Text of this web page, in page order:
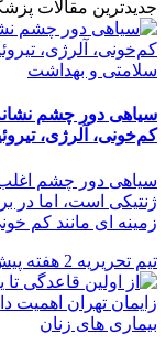
جدیدترین مقالات
سلامتی و بهداشت
سیاهی دور چشم
کم‌خونی، آلرژی،
سیاهی دور چشم
ژنتیکی است، اما در
زمینه ای مانند کم
تیم تحریریه 2 هفته پیش
بیماری های زنان